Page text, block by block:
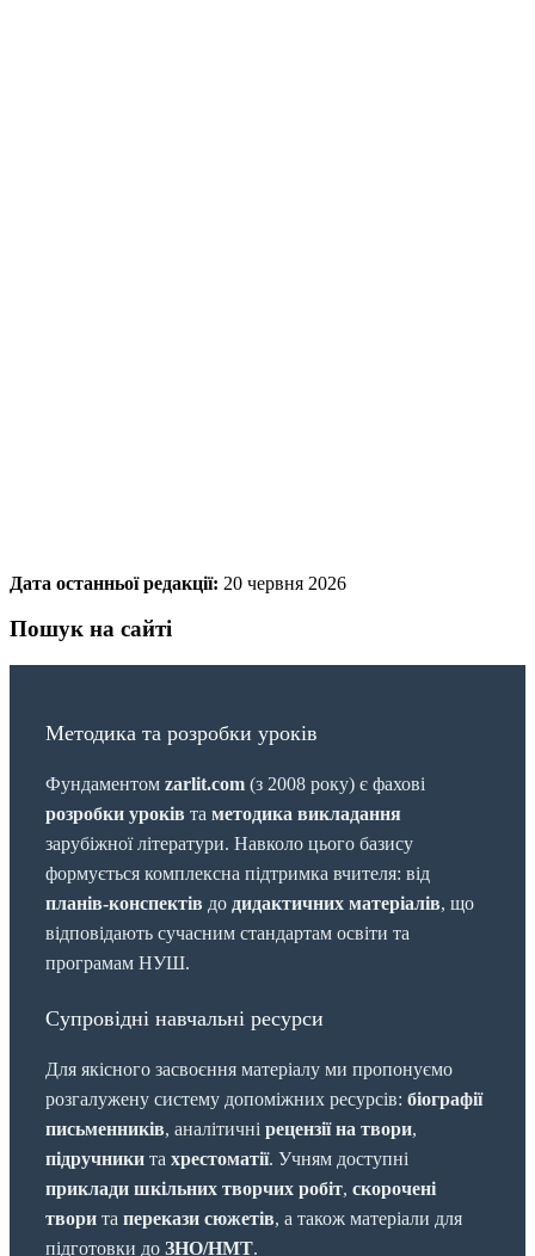
Дата останньої редакції: 20 червня 2026
Пошук на сайті
Методика та розробки уроків
Фундаментом zarlit.com (з 2008 року) є фахові
розробки уроків та методика викладання
зарубіжної літератури. Навколо цього базису
формується комплексна підтримка вчителя: від
планів-конспектів до дидактичних матеріалів, що
відповідають сучасним стандартам освіти та
програмам НУШ.
Супровідні навчальні ресурси
Для якісного засвоєння матеріалу ми пропонуємо
розгалужену систему допоміжних ресурсів: біографії
письменників, аналітичні рецензії на твори,
підручники та хрестоматії. Учням доступні
приклади шкільних творчих робіт, скорочені
твори та перекази сюжетів, а також матеріали для
підготовки до ЗНО/НМТ.